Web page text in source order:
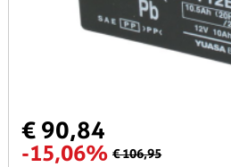
€ 90,84
-15,06% € 106,95